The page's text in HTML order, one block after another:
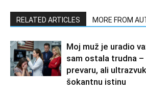
RELATED ARTICLES MORE FROM
Moj muž je uradio
sam ostala trudna
prevaru, ali
šokantnu istinu